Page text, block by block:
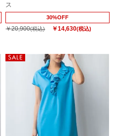
ス
30%OFF
￥20,900(税込) ￥14,630(税込)